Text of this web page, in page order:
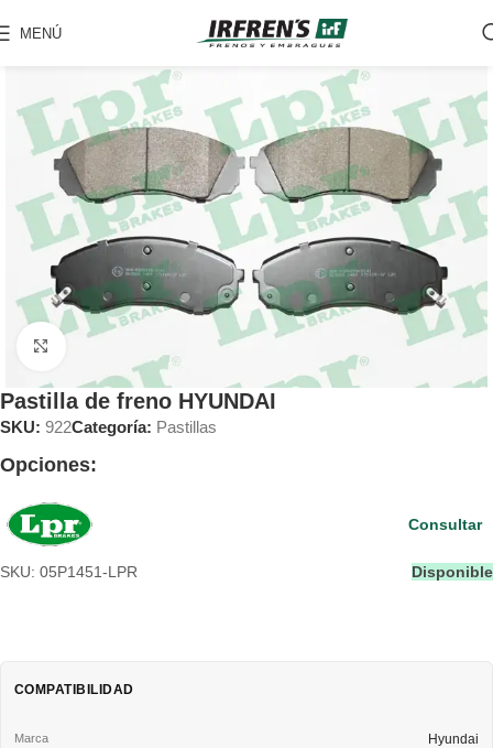
MENÚ
Pastilla de freno HYUNDAI
SKU: 922Categoría: Pastillas
Opciones:
SKU: 05P1451-LPR Disponible
Consultar
COMPATIBILIDAD
Hyundai